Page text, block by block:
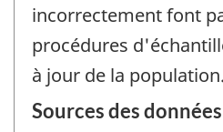
incorrectement font
procédures
à jour de la population.
Sources des données